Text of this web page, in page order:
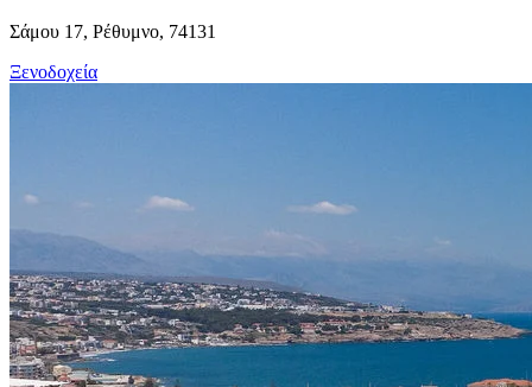
Σάμου 17, Ρέθυμνο, 74131
Ξενοδοχεία